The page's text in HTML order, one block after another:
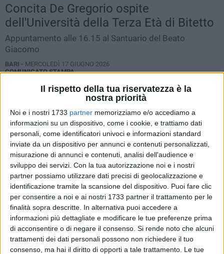
Il rispetto della tua riservatezza è la
nostra priorità
Noi e i nostri 1733 partner memorizziamo e/o accediamo a
informazioni su un dispositivo, come i cookie, e trattiamo dati
personali, come identificatori univoci e informazioni standard
inviate da un dispositivo per annunci e contenuti personalizzati,
misurazione di annunci e contenuti, analisi dell'audience e
sviluppo dei servizi. Con la tua autorizzazione noi e i nostri
partner possiamo utilizzare dati precisi di geolocalizzazione e
identificazione tramite la scansione del dispositivo. Puoi fare clic
per consentire a noi e ai nostri 1733 partner il trattamento per le
finalità sopra descritte. In alternativa puoi accedere a
informazioni più dettagliate e modificare le tue preferenze prima
di acconsentire o di negare il consenso. Si rende noto che alcuni
trattamenti dei dati personali possono non richiedere il tuo
consenso, ma hai il diritto di opporti a tale trattamento. Le tue
Concita De Gregorio ospite
dell'Università della Terza Età di Bitetto
Appuntamento alle 16.15 al Santuario del Beato
Giacomo
BARI - MERCOLEDÌ 17 GIUGNO 2026
COMUNICATO STAMPA